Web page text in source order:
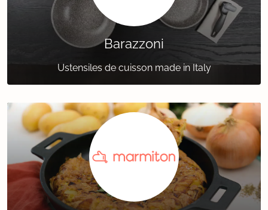
Barazzoni
Ustensiles de cuisson made in Italy